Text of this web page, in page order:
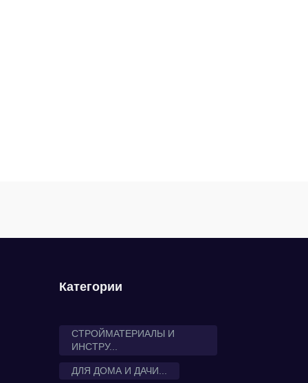
Категории
СТРОЙМАТЕРИАЛЫ И
ИНСТРУ...
ДЛЯ ДОМА И ДАЧИ...